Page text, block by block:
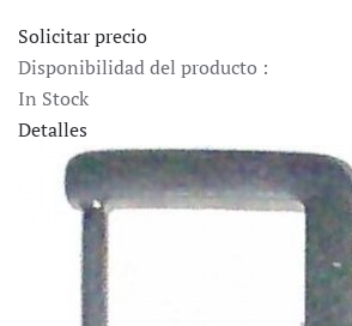
Solicitar precio
Disponibilidad del producto :
In Stock
Detalles